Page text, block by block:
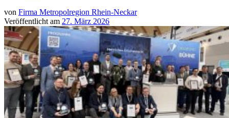
von Firma Metropolregion Rhein-Neckar
Veröffentlicht am 27. März 2026